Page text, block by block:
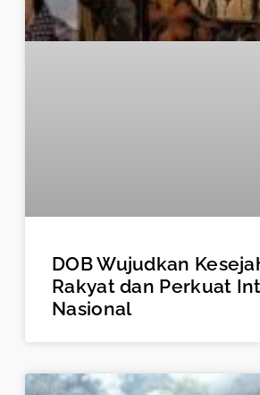
DOB Wujudkan
Rakyat dan Perkuat
Nasional